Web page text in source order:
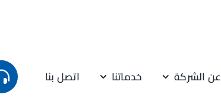
عن الشركة خدماتنا اتصل بنا